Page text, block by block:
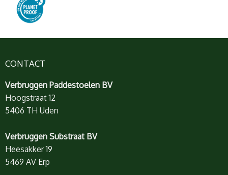
CONTACT
Verbruggen Paddestoelen BV
Hoogstraat 12
5406 TH Uden
Verbruggen Substraat BV
Heesakker 19
5469 AV Erp